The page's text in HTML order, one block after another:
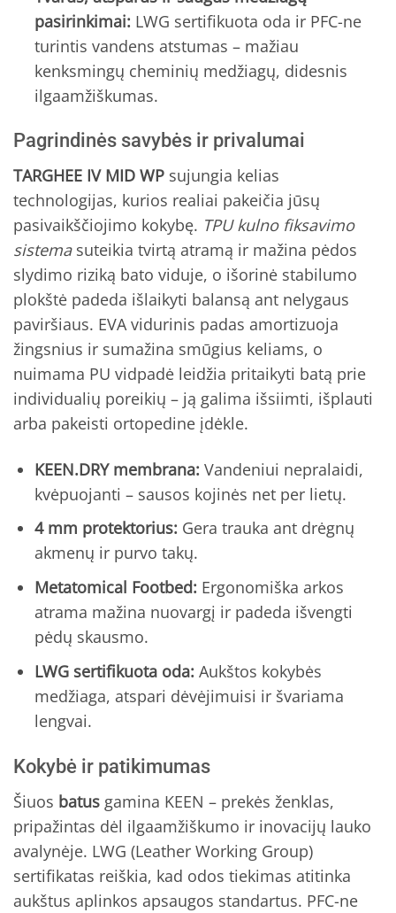
pasirinkimai: LWG sertifikuota oda ir PFC-ne
turintis vandens atstumas – mažiau
kenksmingų cheminių medžiagų, didesnis
ilgaamžiškumas.
Pagrindinės savybės ir privalumai
TARGHEE IV MID WP sujungia kelias
technologijas, kurios realiai pakeičia jūsų
pasivaikščiojimo kokybę. TPU kulno fiksavimo
sistemasuteikia tvirtą atramą ir mažina pėdos
slydimo riziką bato viduje, o išorinė stabilumo
plokštė padeda išlaikyti balansą ant nelygaus
paviršiaus. EVA vidurinis padas amortizuoja
žingsnius ir sumažina smūgius keliams, o
nuimama PU vidpadė leidžia pritaikyti batą prie
individualių poreikių – ją galima išsiimti, išplauti
arba pakeisti ortopedine įdėkle.
KEEN.DRY membrana: Vandeniui nepralaidi,
kvėpuojanti – sausos kojinės net per lietų.
4 mm protektorius: Gera trauka ant drėgnų
akmenų ir purvo takų.
Metatomical Footbed: Ergonomiška arkos
atrama mažina nuovargį ir padeda išvengti
pėdų skausmo.
LWG sertifikuota oda: Aukštos kokybės
medžiaga, atspari dėvėjimuisi ir švariama
lengvai.
Kokybė ir patikimumas
Šiuos batus gamina KEEN – prekės ženklas,
pripažintas dėl ilgaamžiškumo ir inovacijų lauko
avalynėje. LWG (Leather Working Group)
sertifikatas reiškia, kad odos tiekimas atitinka
aukštus aplinkos apsaugos standartus. PFC-ne